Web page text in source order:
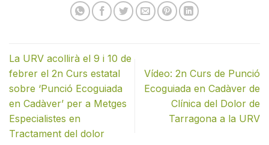
La URV acollirà el 9 i 10 de
febrer el 2n Curs estatal
sobre ‘Punció Ecoguiada
en Cadàver’ per a Metges
Especialistes en
Tractament del dolor
Vídeo: 2n Curs de Punció
Ecoguiada en Cadàver de
Clínica del Dolor de
Tarragona a la URV